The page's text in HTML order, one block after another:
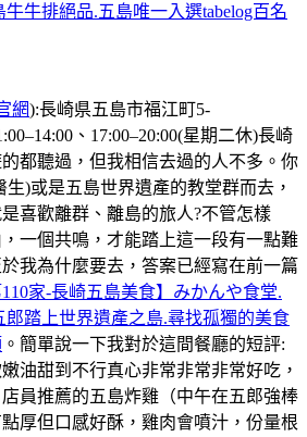
牛排絕品.五島唯一入選tabelog百名
網):長崎県五島市福江町5-
、17:00–20:00(星期二休)長崎
都聽過，但我相信去過的人不多。你
)或是五島世界遺產的教堂群而去，
喜歡離群、離島的旅人?不管怎樣
一個共鳴，才能踏上這一段有一點難
我為什麼要去，答案已經寫在前一篇
家-長崎五島美食】みかんや食堂.
郎踏上世界遺產之島.尋找孤獨的美食
。簡單說一下我對於這間餐廳的短評:
油甜到不行真心非常非常非常好吃，
員推薦的五島炸雞（中午在五郎強棒
厚但口感好酥，雞肉會噴汁，份量根